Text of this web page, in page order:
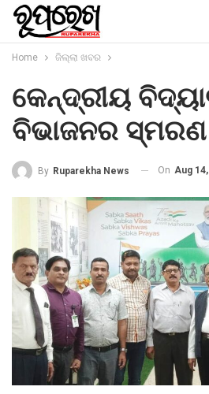
Home ଜିଲ୍ଲା ଖବର
କେନ୍ଦ୍ରୀୟ
ବିଭାଜନର ସ୍ମରଣ
By Ruparekha News On Aug